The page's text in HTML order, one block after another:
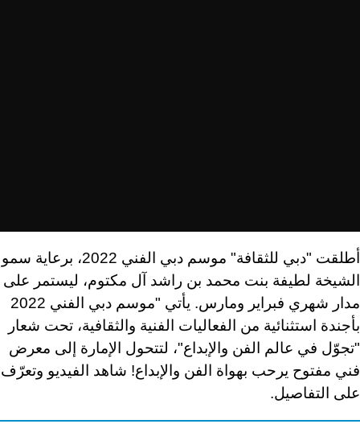
أطلقت "دبي للثقافة" موسم دبي الفني 2022، برعاية سمو
الشيخة لطيفة بنت محمد بن راشد آل مكتوم، ليستمر على
مدار شهري فبراير ومارس. يأتي "موسم دبي الفني 2022
بأجندة استثنائية من الفعاليات الفنية والثقافية، تحت شعار
"تجوّل في عالم الفن والإبداع"، لتتحول الإمارة إلى معرض
فني مفتوح يرحب بهواة الفن والإبداع! شاهد الفيديو وتعرّف
على التفاصيل.